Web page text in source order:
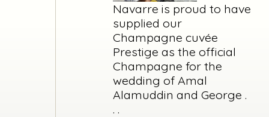
Navarre is proud to have
supplied our
Champagne cuvée
Prestige as the official
Champagne for the
wedding of Amal
Alamuddin and George .
. .